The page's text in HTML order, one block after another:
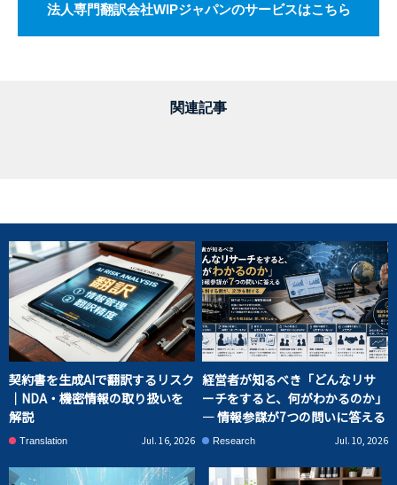
法人専門翻訳会社WIPジャパンのサービスはこちら
関連記事
契約書を生成AIで翻訳するリスク
｜NDA・機密情報の取り扱いを
解説
Translation Jul. 16, 2026
経営者が知るべき「どんなリサ
ーチをすると、何がわかるのか」
― 情報参謀が7つの問いに答える
Research Jul. 10, 2026